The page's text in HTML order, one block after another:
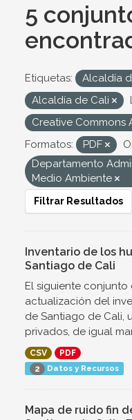
5
Etiquetas:
Alcaldía
Alcaldía de Cali
Creative Commons
Formatos:
PDF
Departamento
Medio Ambiente
Filtrar Resultados
Inventario de los
Santiago de Cali
El siguiente
actualización del
de Santiago de Cali,
privados, de igual
CSV
PDF
2 Datos y Recursos
Mapa de ruido fin